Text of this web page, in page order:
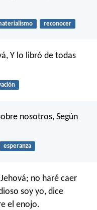
reconocer
Y lo libró de todas
nosotros, Según
esperanza
no haré caer
soy yo, dice
el enojo.